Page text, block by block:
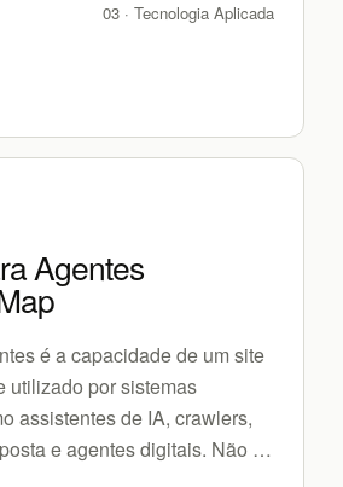
03 · Tecnologia Aplicada
Agentes
é a capacidade de um site
utilizado por sistemas
assistentes de IA, crawlers,
e agentes digitais. Não se